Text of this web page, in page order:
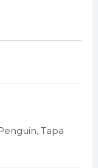
,Tapa